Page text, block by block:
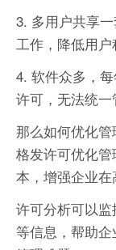
3. 多用户共享
工作，降低用户
4. 软件众多，
许可，无法统一
那么如何优化管
格发许可优化
本，增强企业在
许可分析可以
等信息，帮助